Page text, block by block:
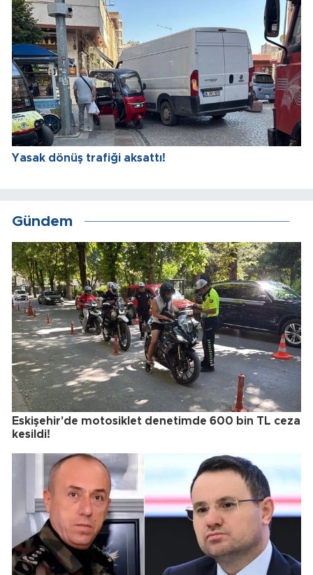
Yasak dönüş trafiği aksattı!
Gündem
Eskişehir'de motosiklet denetimde 600 bin TL ceza
kesildi!